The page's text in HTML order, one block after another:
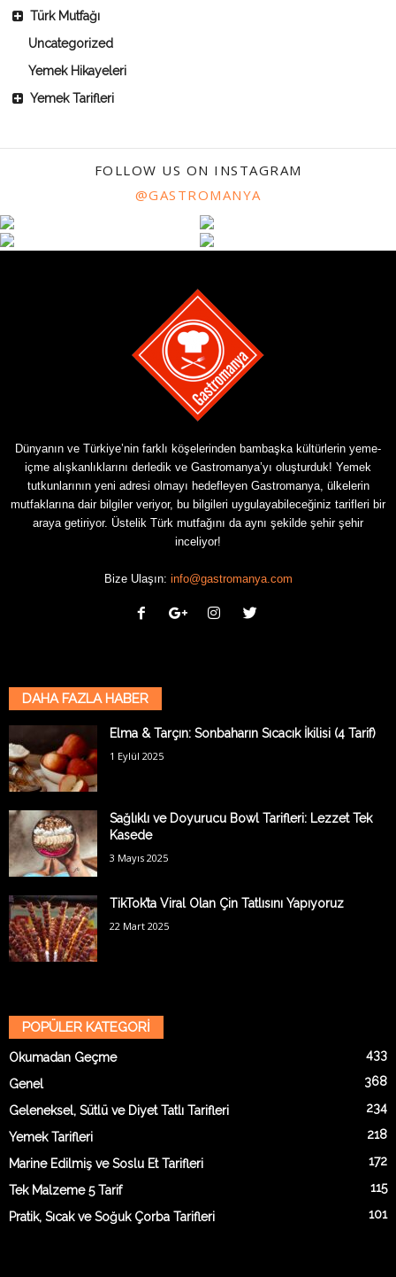
Türk Mutfağı
Uncategorized
Yemek Hikayeleri
Yemek Tarifleri
FOLLOW US ON INSTAGRAM
@GASTROMANYA
Dünyanın ve Türkiye’nin farklı köşelerinden bambaşka kültürlerin yeme-
içme alışkanlıklarını derledik ve Gastromanya’yı oluşturduk! Yemek
tutkunlarının yeni adresi olmayı hedefleyen Gastromanya, ülkelerin
mutfaklarına dair bilgiler veriyor, bu bilgileri uygulayabileceğiniz tarifleri bir
araya getiriyor. Üstelik Türk mutfağını da aynı şekilde şehir şehir
inceliyor!
Bize Ulaşın: info@gastromanya.com
DAHA FAZLA HABER
Elma & Tarçın: Sonbaharın Sıcacık İkilisi (4 Tarif)
1 Eylül 2025
Sağlıklı ve Doyurucu Bowl Tarifleri: Lezzet Tek
Kasede
3 Mayıs 2025
TikTok’ta Viral Olan Çin Tatlısını Yapıyoruz
22 Mart 2025
POPÜLER KATEGORİ
Okumadan Geçme 433
Genel 368
Geleneksel, Sütlü ve Diyet Tatlı Tarifleri 234
Yemek Tarifleri 218
Marine Edilmiş ve Soslu Et Tarifleri 172
Tek Malzeme 5 Tarif 115
Pratik, Sıcak ve Soğuk Çorba Tarifleri 101